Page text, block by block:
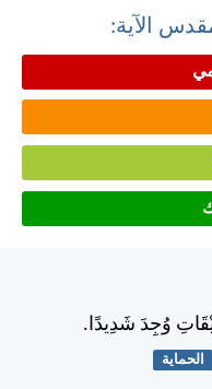
الآية:
وُجِدَ شَدِيدًا.
الحماية